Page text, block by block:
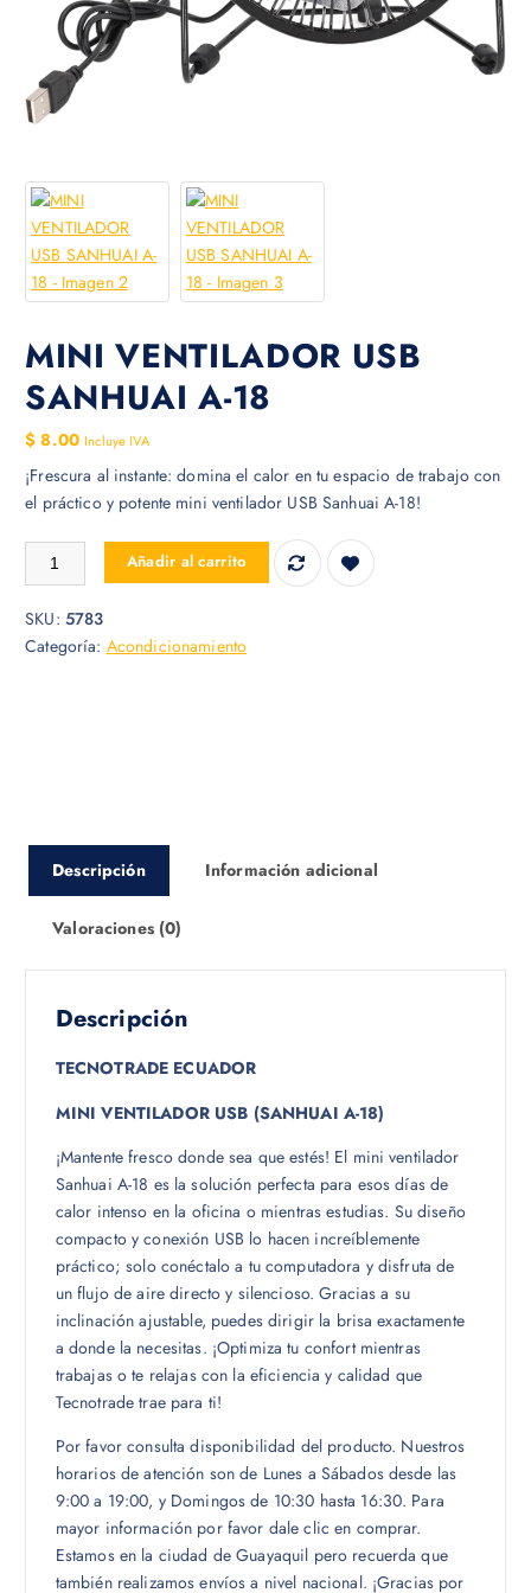
MINI VENTILADOR USB
SANHUAI A-18
$ 8.00 Incluye IVA
¡Frescura al instante: domina el calor en tu espacio de trabajo con
el práctico y potente mini ventilador USB Sanhuai A-18!
MINI VENTILADOR USB SANHUAI A-18 cantidad
Añadir al carrito
SKU: 5783
Categoría: Acondicionamiento
Descripción Información adicional
Valoraciones (0)
Descripción
TECNOTRADE ECUADOR
MINI VENTILADOR USB (SANHUAI A-18)
¡Mantente fresco donde sea que estés! El mini ventilador
Sanhuai A-18 es la solución perfecta para esos días de
calor intenso en la oficina o mientras estudias. Su diseño
compacto y conexión USB lo hacen increíblemente
práctico; solo conéctalo a tu computadora y disfruta de
un flujo de aire directo y silencioso. Gracias a su
inclinación ajustable, puedes dirigir la brisa exactamente
a donde la necesitas. ¡Optimiza tu confort mientras
trabajas o te relajas con la eficiencia y calidad que
Tecnotrade trae para ti!
Por favor consulta disponibilidad del producto. Nuestros
horarios de atención son de Lunes a Sábados desde las
9:00 a 19:00, y Domingos de 10:30 hasta 16:30. Para
mayor información por favor dale clic en comprar.
Estamos en la ciudad de Guayaquil pero recuerda que
también realizamos envíos a nivel nacional. ¡Gracias por